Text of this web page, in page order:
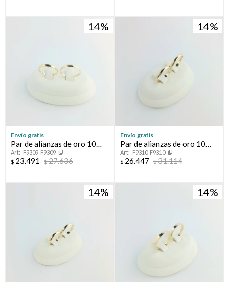
14
Envío gratis
Par de alianzas de oro 10
ktes, BOMBE.
F9309-F9309
$ 23.491 $27.636
14
Envío gratis
Par de alianzas de oro 10
ktes, BOMBE.
F9310-F9310
$ 26.447 $31.114
14 14